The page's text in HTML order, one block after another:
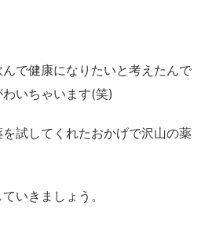
で健康になりたいと考えたんで
いちゃいます(笑)
試してくれたおかげで沢山の薬
いきましょう。